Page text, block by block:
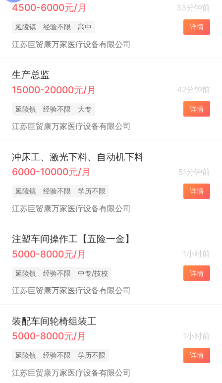
4500-6000元/月
33分钟前
延陵镇 经验不限 高中 详情
江苏巨贸康万家医疗设备有限公司
生产总监
15000-20000元/月
42分钟前
延陵镇 经验不限 大专 详情
江苏巨贸康万家医疗设备有限公司
冲床工、激光下料、自动机下料
6000-10000元/月
51分钟前
延陵镇 经验不限 学历不限 详情
江苏巨贸康万家医疗设备有限公司
注塑车间操作工【五险一金】
5000-8000元/月
1小时前
延陵镇 经验不限 中专/技校 详情
江苏巨贸康万家医疗设备有限公司
装配车间轮椅组装工
5000-8000元/月
1小时前
延陵镇 经验不限 学历不限 详情
江苏巨贸康万家医疗设备有限公司